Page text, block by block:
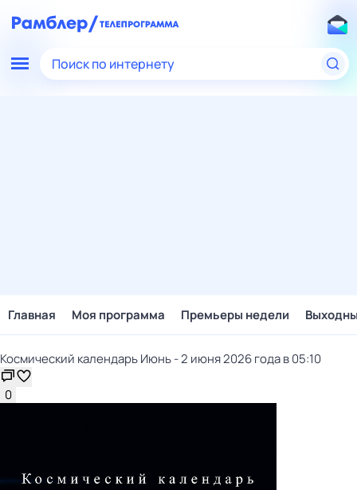
Поиск по интернету
Главная Моя программа Премьеры недели
Космический календарь Июнь - 2 июня 2026 года в 05:10
0